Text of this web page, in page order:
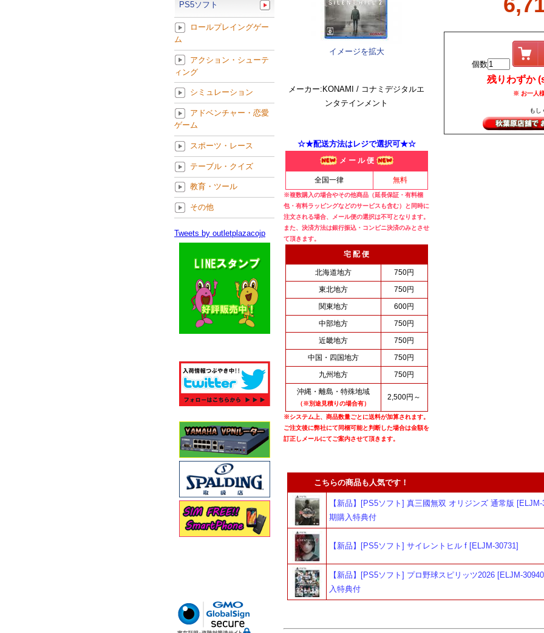
イメージを拡大
メーカー:KONAMI / コナミデジタルエ
ンタテインメント
☆★配送方法はレジで選択可★☆
メ ー ル 便
全国一律 無料
※複数購入の場合やその他商品（延長保証・有料梱
包・有料ラッピングなどのサービスも含む）と同時に
注文される場合、メール便の選択は不可となります。
また、決済方法は銀行振込・コンビニ決済のみとさせ
て頂きます。
宅 配 便
北海道地方
750円
東北地方
750円
関東地方
600円
中部地方
750円
近畿地方
750円
中国・四国地方
750円
九州地方
750円
沖縄・離島・特殊地域
（※別途見積りの場合有）
2,500円～
※システム上、商品数量ごとに送料が加算されます。
ご注文後に弊社にて同梱可能と判断した場合は金額を
訂正しメールにてご案内させて頂きます。
個数
残りわずか
※ お一人
もし
こちらの商品も人気です！
【新品】[PS5ソフト] 真三國無双 オリジンズ 通常版
期購入特典付
【新品】[PS5ソフト] サイレントヒル f [ELJM-30731]
【新品】[PS5ソフト] プロ野球スピリッツ2026 [ELJM-
入特典付
PS5ソフト
ロールプレイングゲー
ム
アクション・シューテ
ィング
シミュレーション
アドベンチャー・恋愛
ゲーム
スポーツ・レース
テーブル・クイズ
教育・ツール
その他
Tweets by outletplazacojp